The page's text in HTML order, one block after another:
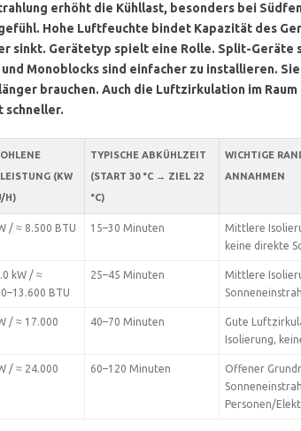
erhöht die Kühllast, besonders bei
Hohe Luftfeuchte bindet Kapazität des
sinkt. Gerätetyp spielt eine Rolle. Split-Geräte
Monoblocks sind einfacher zu installieren.
brauchen. Auch die Luftzirkulation im
schneller.
(KW
H)
TYPISCHE ABKÜHLZEIT
(START 30 °C → ZIEL 22
°C)
WICHTIGE
ANNAHMEN
/ ≈ 8.500 BTU 15–30 Minuten
Mittlere
keine direkte
kW / ≈
BTU
25–45 Minuten
Mittlere
/ ≈ 17.000
40–70 Minuten
Gute
Isolierung,
/ ≈ 24.000
60–120 Minuten
Offener
Personen/